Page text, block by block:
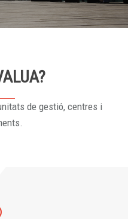
de gestió, centres i